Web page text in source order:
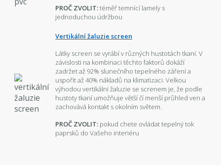
PROČ ZVOLIT:téměř temnící lamely s
jednoduchou údržbou
Vertikální žaluzie screen
Látky screen se vyrábí v různých hustotách tkaní. V
závislosti na kombinaci těchto faktorů dokáží
zadržet až 92% slunečního tepelného záření a
uspořit až 40% nákladů na klimatizaci. Velkou
výhodou vertikální žaluzie se screnem je, že podle
hustoty tkaní umožňuje větší čí menší průhled ven a
zachovává kontakt s okolním světem.
PROČ ZVOLIT: pokud chete ovládat tepelný tok
paprsků do Vašeho interiéru